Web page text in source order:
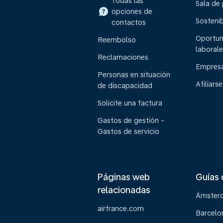
opciones de
contactos
Reembolso
Reclamaciones
Personas en situación
de discapacidad
Solicite una factura
Gastos de gestión -
Gastos de servicio
Sala de
Afiliarse
Páginas web
relacionadas
airfrance.com
Guías